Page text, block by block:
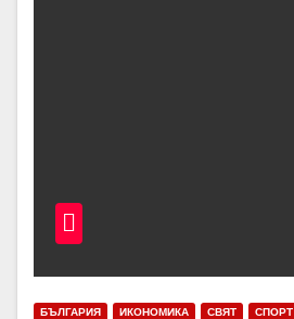
БЪЛГАРИЯ ИКОНОМИКА СВЯТ СПОРТ